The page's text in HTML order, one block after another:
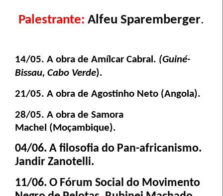
Palestrante: Alfeu Sparemberger.
14/05. A obra de Amílcar Cabral. (Guiné-
Bissau, Cabo Verde).
21/05. A obra de Agostinho Neto (Angola).
28/05. A obra de Samora
Machel (Moçambique).
04/06. A filosofia do Pan-africanismo.
Jandir Zanotelli.
11/06. O Fórum Social do Movimento